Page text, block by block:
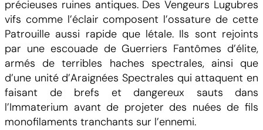
précieuses ruines antiques. Des Vengeurs Lugubres
vifs comme l’éclair composent l’ossature de cette
Patrouille aussi rapide que létale. Ils sont rejoints
par une escouade de Guerriers Fantômes d’élite,
armés de terribles haches spectrales, ainsi que
d’une unité d’Araignées Spectrales qui attaquent en
faisant de brefs et dangereux sauts dans
l’Immaterium avant de projeter des nuées de fils
monofilaments tranchants sur l’ennemi.